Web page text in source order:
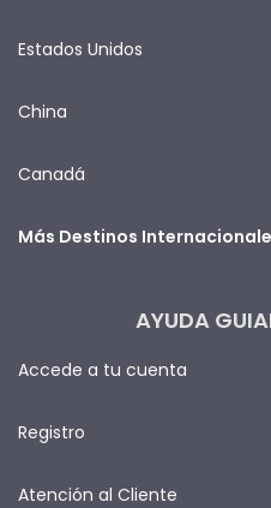
Estados Unidos
China
Canadá
Más Destinos
AYUDA
Accede a tu cuenta
Registro
Atención al Cliente